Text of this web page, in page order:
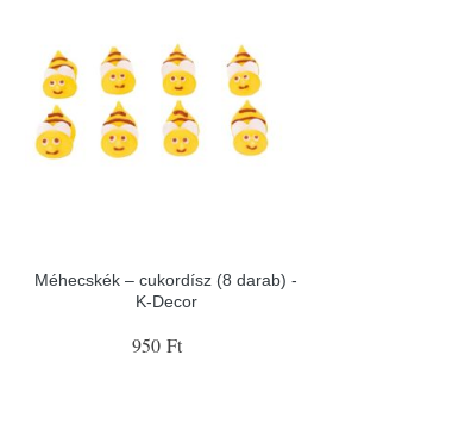
Méhecskék – cukordísz (8 darab) -
K-Decor
950 Ft